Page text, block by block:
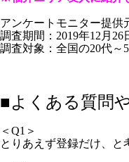
アンケートモニター提供
調査期間：2019年12月26
調査対象：全国の20代～
■よくある質問
＜Q1＞
とりあえず登録だけ、と